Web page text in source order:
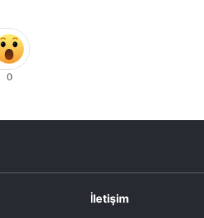
İletişim